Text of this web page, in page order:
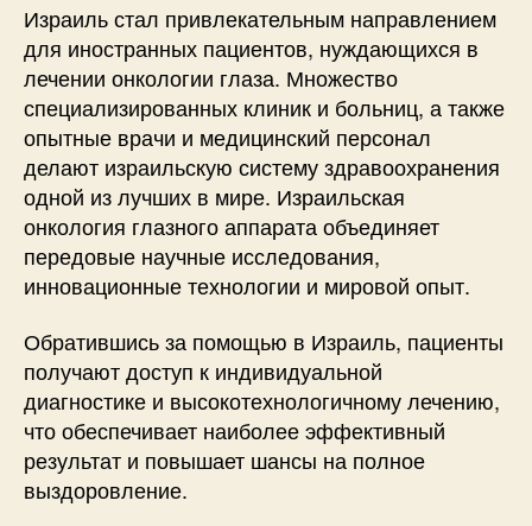
Израиль стал привлекательным направлением
для иностранных пациентов, нуждающихся в
лечении онкологии глаза. Множество
специализированных клиник и больниц, а также
опытные врачи и медицинский персонал
делают израильскую систему здравоохранения
одной из лучших в мире. Израильская
онкология глазного аппарата объединяет
передовые научные исследования,
инновационные технологии и мировой опыт.
Обратившись за помощью в Израиль, пациенты
получают доступ к индивидуальной
диагностике и высокотехнологичному лечению,
что обеспечивает наиболее эффективный
результат и повышает шансы на полное
выздоровление.